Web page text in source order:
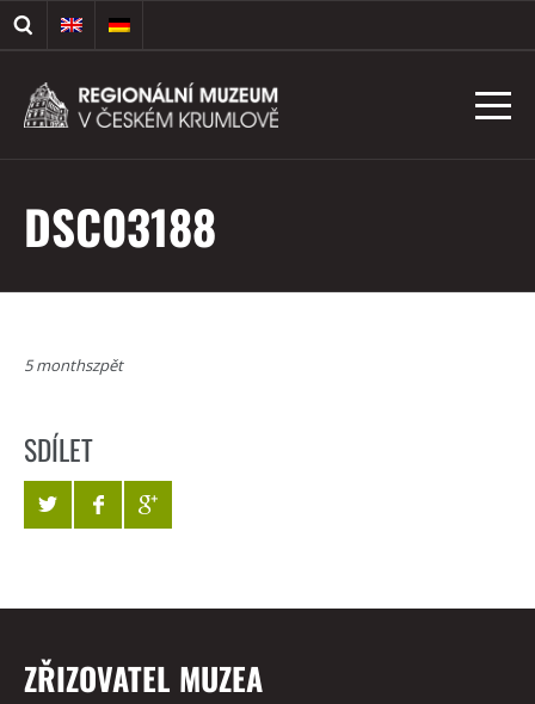
DSC03188
5 monthszpět
SDÍLET
ZŘIZOVATEL MUZEA